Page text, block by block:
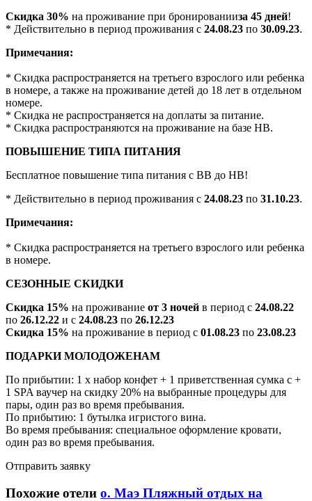
Скидка 30% на проживание при бронированииза 45 дней!
* Действительно в период проживания с 24.08.23 по 30.09.23.
Примечания:
* Скидка распространяется на третьего взрослого или ребенка
в номере, а также на проживание детей до 18 лет в отдельном
номере.
* Скидка не распространяется на доплаты за питание.
* Скидка распространяются на проживание на базе HB.
ПОВЫШЕНИЕ ТИПА ПИТАНИЯ
Бесплатное повышение типа питания с BB до HB!
* Действительно в период проживания с 24.08.23 по 31.10.23.
Примечания:
* Скидка распространяется на третьего взрослого или ребенка
в номере.
СЕЗОННЫЕ СКИДКИ
Скидка 15% на проживание от 3 ночей в период с 24.08.22
по 26.12.22 и с 24.08.23 по 26.12.23
Скидка 15% на проживание в период с 01.08.23 по 23.08.23
ПОДАРКИ МОЛОДОЖЕНАМ
По прибытии: 1 х набор конфет + 1 приветственная сумка с +
1 SPA ваучер на скидку 20% на выбранные процедуры для
пары, один раз во время пребывания.
По прибытию: 1 бутылка игристого вина.
Во время пребывания: специальное оформление кровати,
один раз во время пребывания.
Отправить заявку
Похожие отели о. Маэ Пляжный отдых на